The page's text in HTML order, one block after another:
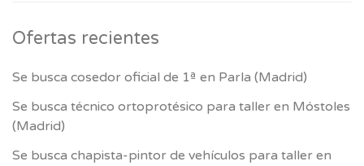
Ofertas recientes
Se busca cosedor oficial de 1ª en Parla (Madrid)
Se busca técnico ortoprotésico para taller en Móstoles
(Madrid)
Se busca chapista-pintor de vehículos para taller en